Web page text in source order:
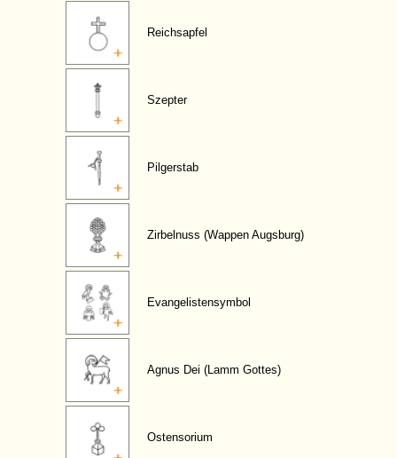
Reichsapfel
Szepter
Pilgerstab
Zirbelnuss (Wappen Augsburg)
Evangelistensymbol
Agnus Dei (Lamm Gottes)
Ostensorium